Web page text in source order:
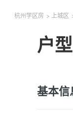
杭州学区房 > 上城区
户
基本信